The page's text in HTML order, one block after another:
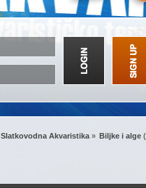
Slatkovodna Akvaristika» Biljke i alge